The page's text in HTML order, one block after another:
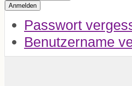
Anmelden
Passwort
Benutzername